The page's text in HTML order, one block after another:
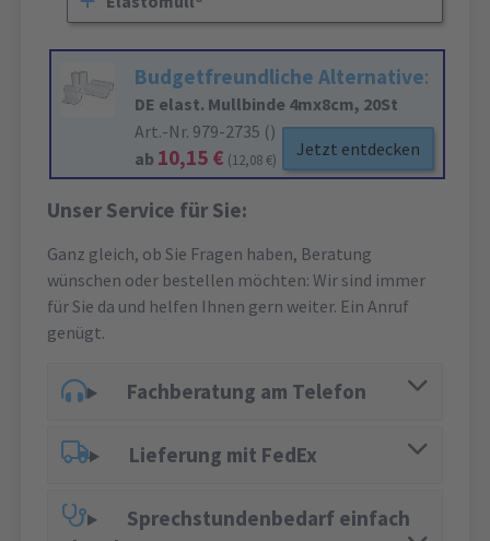
Budgetfreundliche Alternative:
DE elast. Mullbinde 4mx8cm, 20St
Art.-Nr. 979-2735 ()
ab 10,15 € (12,08 €) Jetzt entdecken
Unser Service für Sie:
Ganz gleich, ob Sie Fragen haben, Beratung
wünschen oder bestellen möchten: Wir sind immer
für Sie da und helfen Ihnen gern weiter. Ein Anruf
genügt.
Fachberatung am Telefon
Lieferung mit FedEx
Sprechstundenbedarf einfach